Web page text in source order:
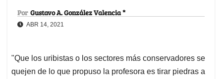
Por Gustavo A. González Valencia *
ABR 14, 2021
"Que los uribistas o los sectores más conservadores se
quejen de lo que propuso la profesora es tirar piedras a